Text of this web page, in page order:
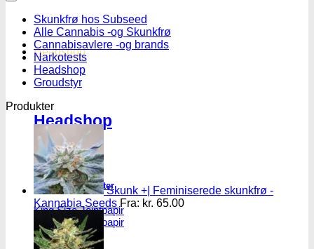
Headshop
Headshop
Jointpapir og filter
King Size Jointpapir
Slim Size Jointpapir
Cones
Filtertips
Skunkfrø hos Subseed
Alle Cannabis -og Skunkfrø
Cannabisavlere -og brands
Narkotests
Headshop
Groudstyr
Produkter
Skunk +| Feminiserede skunkfrø -
Kannabia Seeds Fra: kr. 65.00